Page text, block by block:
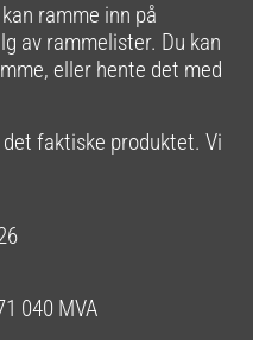
ramme inn på
av rammelister. Du kan
eller hente det med
faktiske produktet. Vi
040 MVA